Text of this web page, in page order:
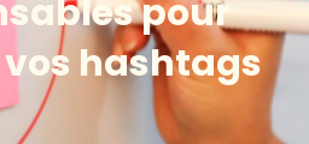
pour
hashtags